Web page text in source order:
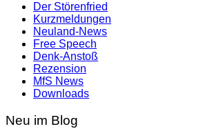
Der Störenfried
Kurzmeldungen
Neuland-News
Free Speech
Denk-Anstoß
Rezension
MfS News
Downloads
Neu im Blog